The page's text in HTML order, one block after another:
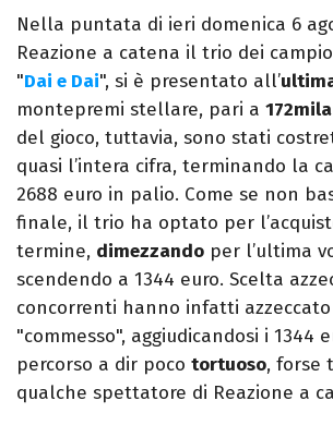
Nella puntata di ieri domenica 6
Reazione a catena il trio dei
"Dai e Dai", si è presentato all’
montepremi stellare, pari a
del gioco, tuttavia, sono stati
quasi l’intera cifra, terminando la
2688 euro in palio. Come se non
finale, il trio ha optato per
termine, dimezzando per l’ultima
scendendo a 1344 euro. Scelta
concorrenti hanno infatti
"commesso", aggiudicandosi i 1344
percorso a dir poco tortuoso, forse
qualche spettatore di Reazione a